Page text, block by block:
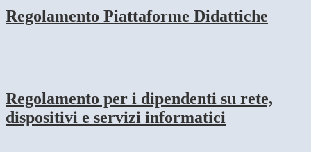
Regolamento Piattaforme Didattiche
Regolamento per i dipendenti su rete,
dispositivi e servizi informatici